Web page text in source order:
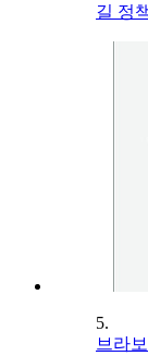
길 정
5.
브라